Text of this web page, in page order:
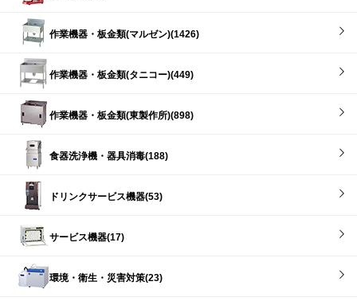
作業機器・板金類(マルゼン)(1426)
作業機器・板金類(タニコー)(449)
作業機器・板金類(東製作所)(898)
食器洗浄機・器具消毒(188)
ドリンクサービス機器(53)
サービス機器(17)
環境・衛生・災害対策(23)